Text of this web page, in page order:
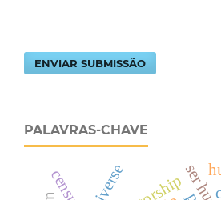
ENVIAR SUBMISSÃO
PALAVRAS-CHAVE